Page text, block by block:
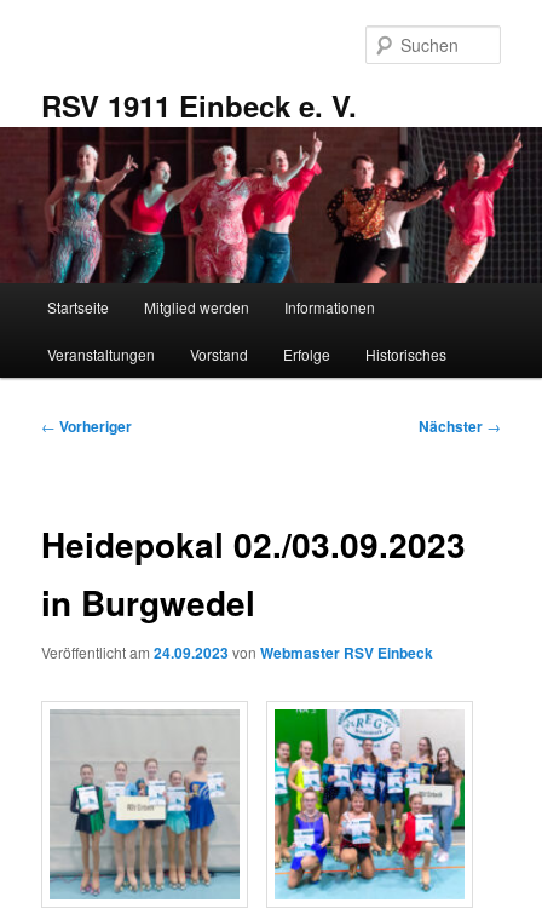
RSV 1911 Einbeck e. V.
Startseite Mitglied werden Informationen
Veranstaltungen Vorstand Erfolge Historisches
Beitragsnavigation
← Vorheriger Nächster →
Heidepokal 02./03.09.2023
in Burgwedel
Veröffentlicht am24.09.2023vonWebmaster RSV Einbeck